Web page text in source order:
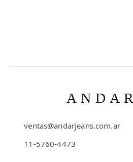
ANDAR
ventas@andarjeans.com.ar
11-5760-4473